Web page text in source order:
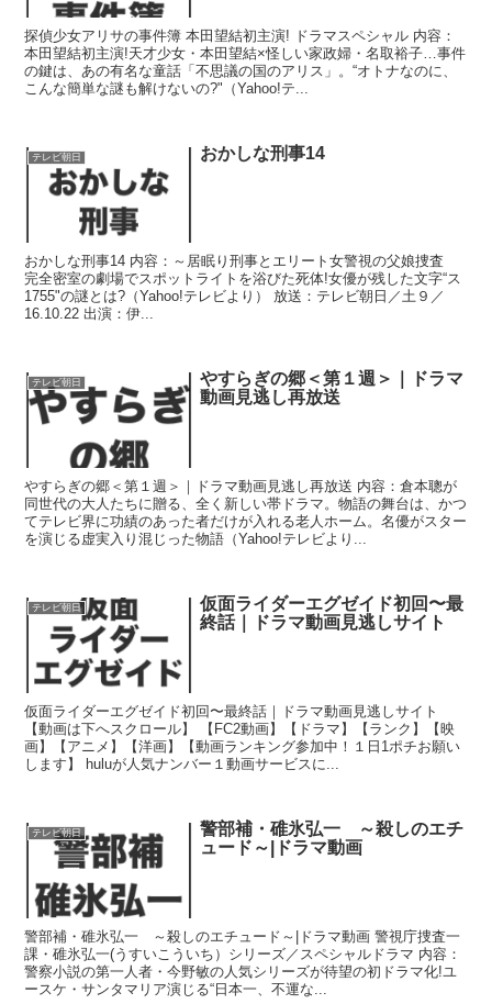
探偵少女アリサの事件簿 本田望結初主演! ドラマスペシャル 内容：
本田望結初主演!天才少女・本田望結×怪しい家政婦・名取裕子…事件
の鍵は、あの有名な童話「不思議の国のアリス」。“オトナなのに、
こんな簡単な謎も解けないの?"（Yahoo!テ...
テレビ朝日 おかしな刑事14
おかしな刑事14 内容：～居眠り刑事とエリート女警視の父娘捜査
完全密室の劇場でスポットライトを浴びた死体!女優が残した文字“ス
1755"の謎とは?（Yahoo!テレビより） 放送：テレビ朝日／土９／
16.10.22 出演：伊...
テレビ朝日
やすらぎの郷＜第１週＞｜ドラマ
動画見逃し再放送
やすらぎの郷＜第１週＞｜ドラマ動画見逃し再放送 内容：倉本聰が
同世代の大人たちに贈る、全く新しい帯ドラマ。物語の舞台は、かつ
てテレビ界に功績のあった者だけが入れる老人ホーム。名優がスター
を演じる虚実入り混じった物語（Yahoo!テレビより...
テレビ朝日
仮面ライダーエグゼイド初回〜最
終話｜ドラマ動画見逃しサイト
仮面ライダーエグゼイド初回〜最終話｜ドラマ動画見逃しサイト
【動画は下へスクロール】 【FC2動画】【ドラマ】【ランク】【映
画】【アニメ】【洋画】【動画ランキング参加中！１日1ポチお願い
します】 huluが人気ナンバー１動画サービスに...
テレビ朝日
警部補・碓氷弘一 ～殺しのエチ
ュード～|ドラマ動画
警部補・碓氷弘一 ～殺しのエチュード～|ドラマ動画 警視庁捜査一
課・碓氷弘一(うすいこういち）シリーズ／スペシャルドラマ 内容：
警察小説の第一人者・今野敏の人気シリーズが待望の初ドラマ化!ユ
ースケ・サンタマリア演じる“日本一、不運な...